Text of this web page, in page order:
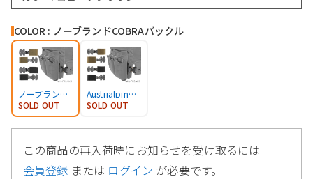
COLOR : ノーブランドCOBRAバックル
ノーブランドCOBRAバックル
SOLD OUT
Austrialpin製COBRAバックル
SOLD OUT
この商品の再入荷時にお知らせを受け取るには
会員登録 または ログイン が必要です。